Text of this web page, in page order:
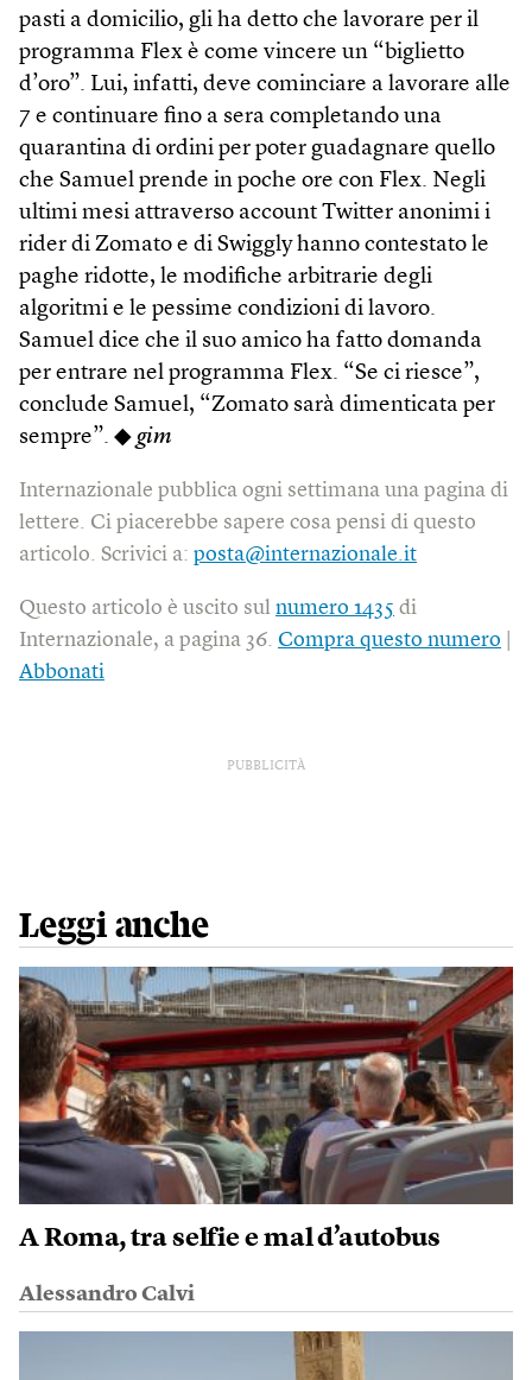
pasti a domicilio, gli ha detto che lavorare per il
programma Flex è come vincere un “biglietto
d’oro”. Lui, infatti, deve cominciare a lavorare alle
7 e continuare fino a sera completando una
quarantina di ordini per poter guadagnare quello
che Samuel prende in poche ore con Flex. Negli
ultimi mesi attraverso account Twitter anonimi i
rider di Zomato e di Swiggly hanno contestato le
paghe ridotte, le modifiche arbitrarie degli
algoritmi e le pessime condizioni di lavoro.
Samuel dice che il suo amico ha fatto domanda
per entrare nel programma Flex. “Se ci riesce”,
conclude Samuel, “Zomato sarà dimenticata per
sempre”. ◆ gim
Internazionale pubblica ogni settimana una pagina di
lettere. Ci piacerebbe sapere cosa pensi di questo
articolo. Scrivici a: posta@internazionale.it
Questo articolo è uscito sul numero 1435 di
Internazionale, a pagina 36. Compra questo numero
Abbonati
PUBBLICITÀ
Leggi anche
A Roma, tra selfie e mal d’autobus
Alessandro Calvi